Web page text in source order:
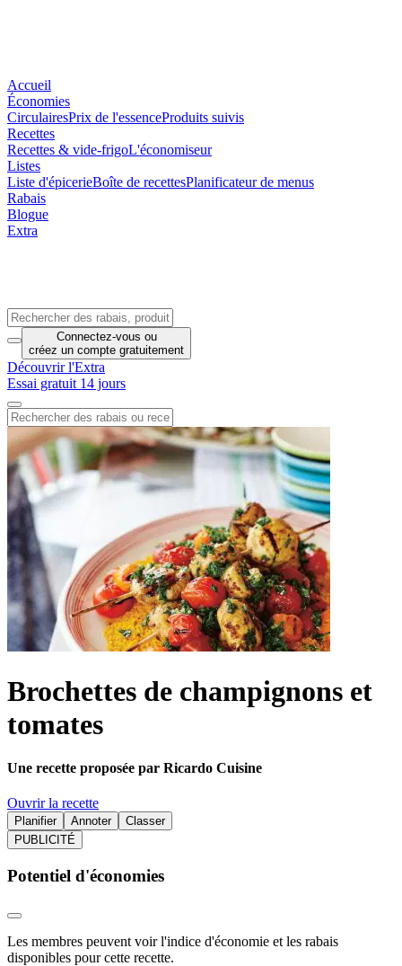
Accueil
Économies
CirculairesPrix de l'essenceProduits suivis
Recettes
Recettes & vide-frigoL'économiseur
Listes
Liste d'épicerieBoîte de recettesPlanificateur de menus
Rabais
Blogue
Extra
Connectez-vous ou
créez un compte gratuitement
Découvrir l'Extra
Essai gratuit 14 jours
Brochettes de champignons et
tomates
Une recette proposée par Ricardo Cuisine
Ouvrir la recette
Planifier Annoter
Classer
PUBLICITÉ
Potentiel d'économies
Les membres peuvent voir l'indice d'économie et les rabais
disponibles pour cette recette.